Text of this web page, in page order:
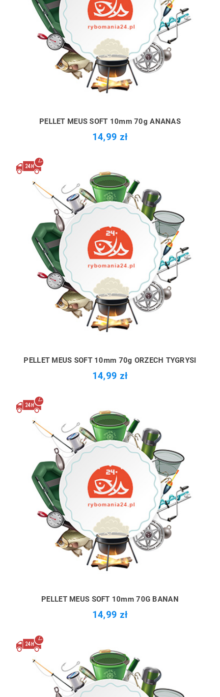
PELLET MEUS SOFT 10mm 70g ANANAS
14,99 zł
PELLET MEUS SOFT 10mm 70g ORZECH TYGRYSI
14,99 zł
PELLET MEUS SOFT 10mm 70G BANAN
14,99 zł